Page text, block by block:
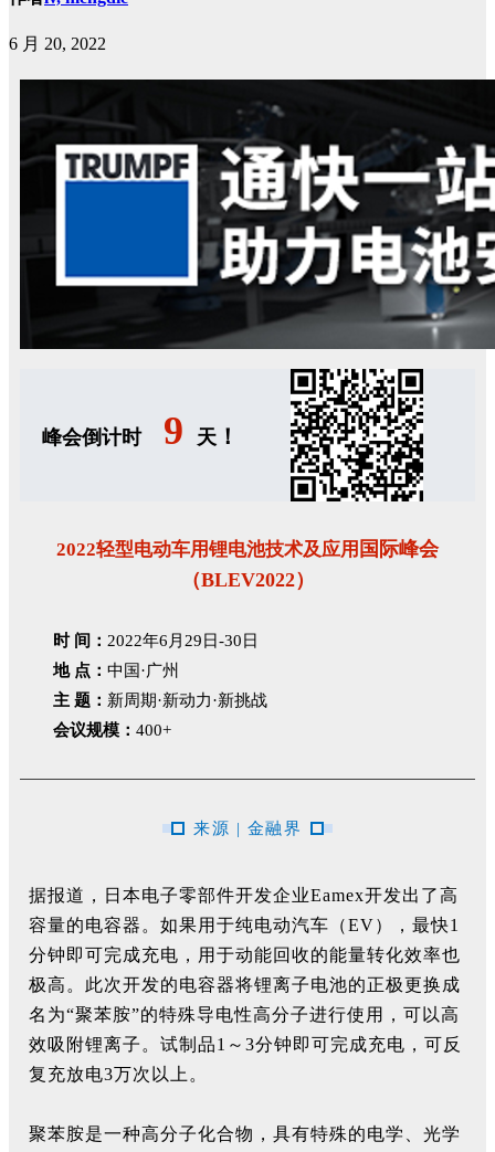
6 月 20, 2022
峰会倒计时 9 天 ！
2022轻型电动车用锂电池技术及应用 国际峰会
（BLEV2022）
时 间： 2022年6月29日-30日
地 点： 中国·广州
主 题： 新周期·新动力·新挑战
会议规模： 400+
来源 | 金融界
据报道，日本电子零部件开发企业Eamex开发出了高
容量的电容器。如果用于纯电动汽车（EV），最快1
分钟即可完成充电，用于动能回收的能量转化效率也
极高。此次开发的电容器将锂离子电池的正极更换成
名为“聚苯胺”的特殊导电性高分子进行使用，可以高
效吸附锂离子。试制品1～3分钟即可完成充电，可反
复充放电3万次以上。
聚苯胺是一种高分子化合物，具有特殊的电学、光学